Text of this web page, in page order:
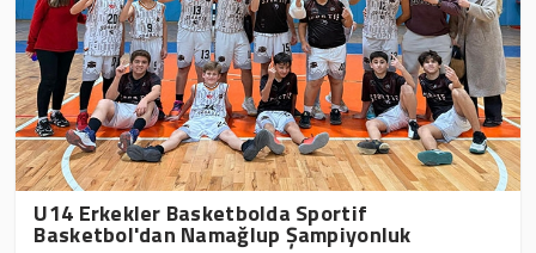
U14 Erkekler Basketbolda Sportif
Basketbol'dan Namağlup Şampiyonluk